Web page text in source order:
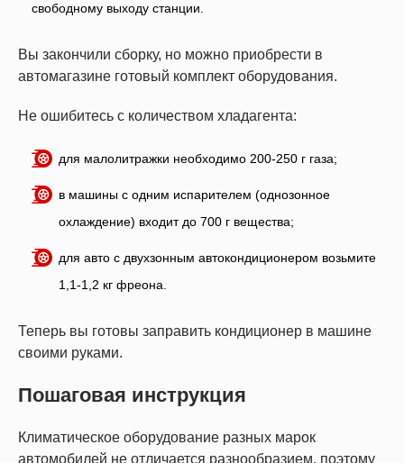
свободному выходу станции.
Вы закончили сборку, но можно приобрести в
автомагазине готовый комплект оборудования.
Не ошибитесь с количеством хладагента:
для малолитражки необходимо 200-250 г газа;
в машины с одним испарителем (однозонное
охлаждение) входит до 700 г вещества;
для авто с двухзонным автокондиционером возьмите
1,1-1,2 кг фреона.
Теперь вы готовы заправить кондиционер в машине
своими руками.
Пошаговая инструкция
Климатическое оборудование разных марок
автомобилей не отличается разнообразием, поэтому